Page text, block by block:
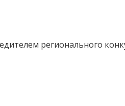
регионального